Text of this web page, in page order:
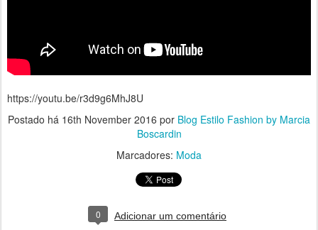
https://youtu.be/r3d9g6MhJ8U
Postado há 16th November 2016 por Blog Estilo Fashion by Marcia
Boscardin
Marcadores: Moda
0 Adicionar um comentário